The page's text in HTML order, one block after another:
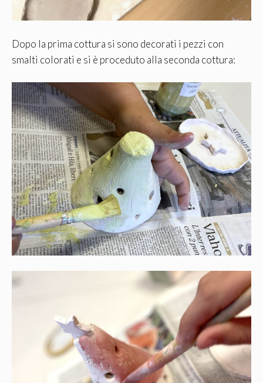
Dopo la prima cottura si sono decorati i pezzi con
smalti colorati e si è proceduto alla seconda cottura: